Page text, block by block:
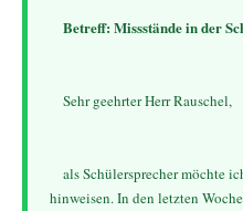
Betreff: Missstände in der
    Sehr geehrter Herr Rauschel,
hinweisen. In den letzten